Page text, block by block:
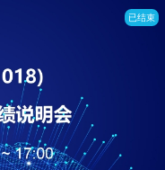
已结束